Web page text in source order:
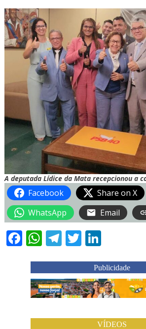
A deputada Lídice da Mata recepcionou a
Facebook Share on X
WhatsApp
Email
Facebook
WhatsApp
Telegram
Twitter
Publicidade
VÍDEOS